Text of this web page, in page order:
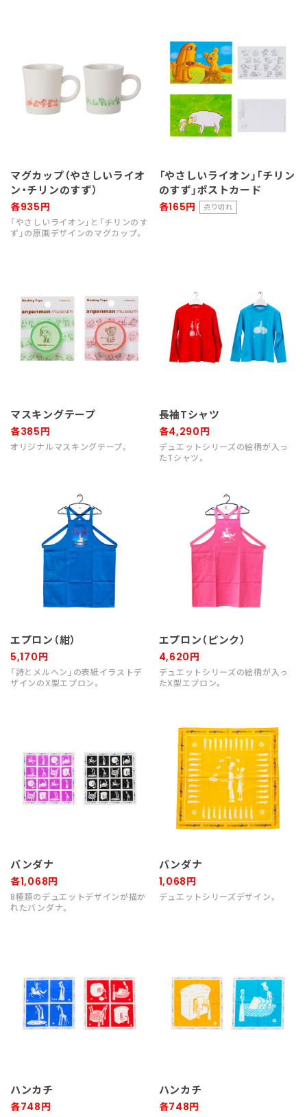
マグカップ（やさしいライオ
ン・チリンのすず）
各935円
「やさしいライオン」と「チリンのす
ず」の原画デザインのマグカップ。
「やさしいライオン」「チリン
のすず」ポストカード
各165円 売り切れ
マスキングテープ
各385円
オリジナルマスキングテープ。
長袖Tシャツ
各4,290円
デュエットシリーズの絵柄が入っ
たTシャツ。
エプロン（紺）
5,170円
「詩とメルヘン」の表紙イラストデ
ザインのX型エプロン。
エプロン（ピンク）
4,620円
デュエットシリーズの絵柄が入っ
たX型エプロン。
バンダナ
各1,068円
8種類のデュエットデザインが描か
れたバンダナ。
バンダナ
1,068円
デュエットシリーズデザイン。
ハンカチ
各748円
ハンカチ
各748円